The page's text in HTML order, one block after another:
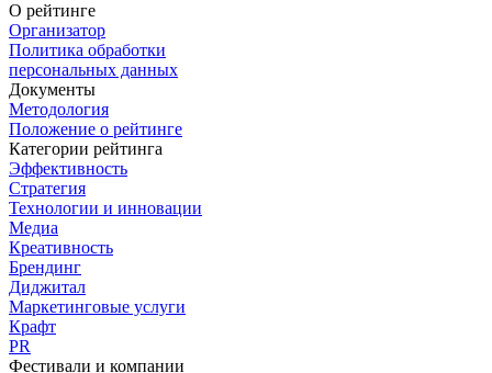
О рейтинге
Организатор
Политика обработки
персональных данных
Документы
Методология
Положение о рейтинге
Категории рейтинга
Эффективность
Стратегия
Технологии и инновации
Медиа
Креативность
Брендинг
Диджитал
Маркетинговые услуги
Крафт
PR
Фестивали и компании